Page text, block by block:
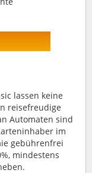
lassen keine
reisefreudige
Automaten sind
im
gebührenfrei
mindestens